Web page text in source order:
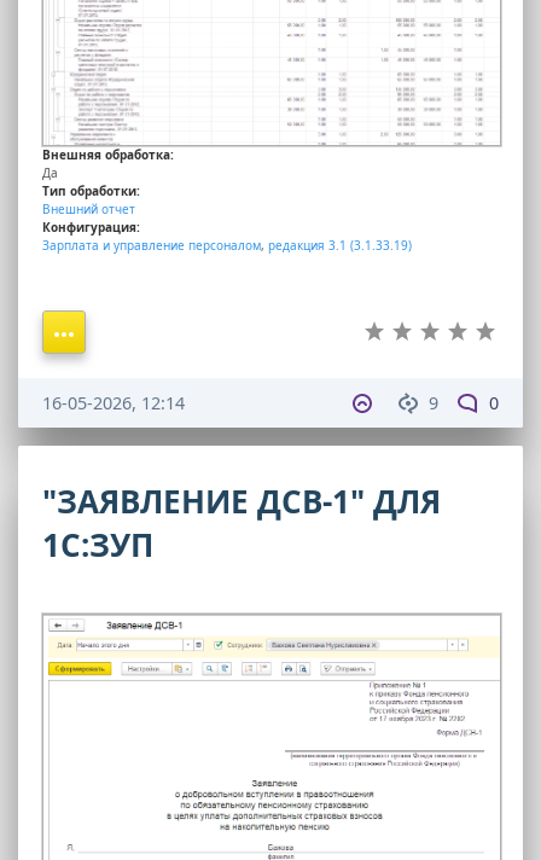
Внешняя обработка:
Да
Тип обработки:
Внешний отчет
Конфигурация:
Зарплата и управление персоналом, редакция 3.1 (3.1.33.19)
9 0
16-05-2026, 12:14
"ЗАЯВЛЕНИЕ ДСВ-1" ДЛЯ
1С:ЗУП